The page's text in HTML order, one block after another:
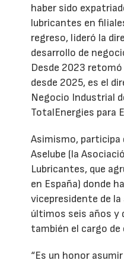
haber sido
lubricantes en
regreso, lideró la
desarrollo de
Desde 2023
desde 2025, es el
Negocio Industrial
TotalEnergies para
Asimismo,
Aselube (la
Lubricantes, que
en España) donde
vicepresidente de
últimos seis años y
también el cargo de
“Es un honor